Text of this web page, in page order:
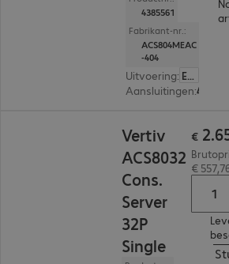
4385561
Fabrikant-nr.:
ACS804MEAC
-404
Uitvoering: Europa
Aansluitingen:
Vertiv
ACS8032
Cons.
Server
32P
Single
€ 2.
€